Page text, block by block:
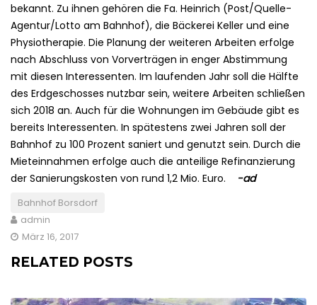
bekannt. Zu ihnen gehören die Fa. Heinrich (Post/Quelle-
Agentur/Lotto am Bahnhof), die Bäckerei Keller und eine
Physiotherapie. Die Planung der weiteren Arbeiten erfolge
nach Abschluss von Vorverträgen in enger Abstimmung
mit diesen Interessenten. Im laufenden Jahr soll die Hälfte
des Erdgeschosses nutzbar sein, weitere Arbeiten schließen
sich 2018 an. Auch für die Wohnungen im Gebäude gibt es
bereits Interessenten. In spätestens zwei Jahren soll der
Bahnhof zu 100 Prozent saniert und genutzt sein. Durch die
Mieteinnahmen erfolge auch die anteilige Refinanzierung
der Sanierungskosten von rund 1,2 Mio. Euro. -ad
Bahnhof Borsdorf
admin
März 16, 2017
RELATED POSTS